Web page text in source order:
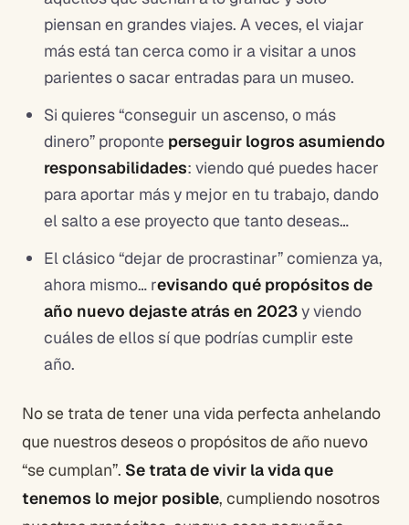
piensan en grandes viajes. A veces, el viajar
más está tan cerca como ir a visitar a unos
parientes o sacar entradas para un museo.
Si quieres “conseguir un ascenso, o más
dinero” proponte perseguir logros asumiendo
responsabilidades: viendo qué puedes hacer
para aportar más y mejor en tu trabajo, dando
el salto a ese proyecto que tanto deseas…
El clásico “dejar de procrastinar” comienza ya,
ahora mismo… revisando qué propósitos de
año nuevo dejaste atrás en 2023y viendo
cuáles de ellos sí que podrías cumplir este
año.
No se trata de tener una vida perfecta anhelando
que nuestros deseos o propósitos de año nuevo
“se cumplan”. Se trata de vivir la vida que
tenemos lo mejor posible, cumpliendo nosotros